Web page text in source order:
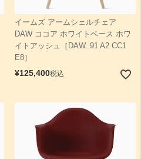
イームズ アームシェルチェア
DAW ココア ホワイトベース ホワ
イトアッシュ［DAW. 91 A2 CC1
E8］
¥125,400税込